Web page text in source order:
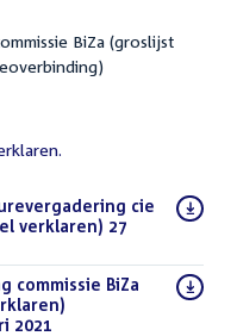
BiZa (groslijst
cie
verklaren) 27
commissie BiZa
2021